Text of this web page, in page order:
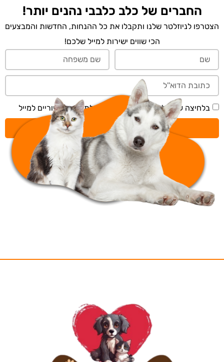
החברים של כלב כלבבי נהנים יותר!
הצטרפו לניוזלטר שלנו ותקבלו את כל ההנחות, החדשות והמבצעים
הכי שווים ישירות למייל שלכם!
בלחיצה על 'שליחה' אני מאשר/ת קבלת תכנים דיוריים למייל
שליחה